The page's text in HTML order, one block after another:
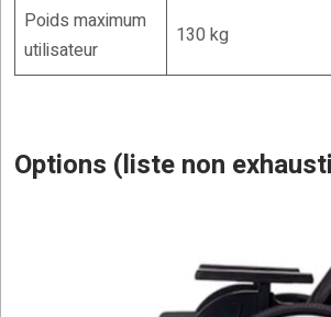
Poids maximum
utilisateur
130 kg
Options (liste non